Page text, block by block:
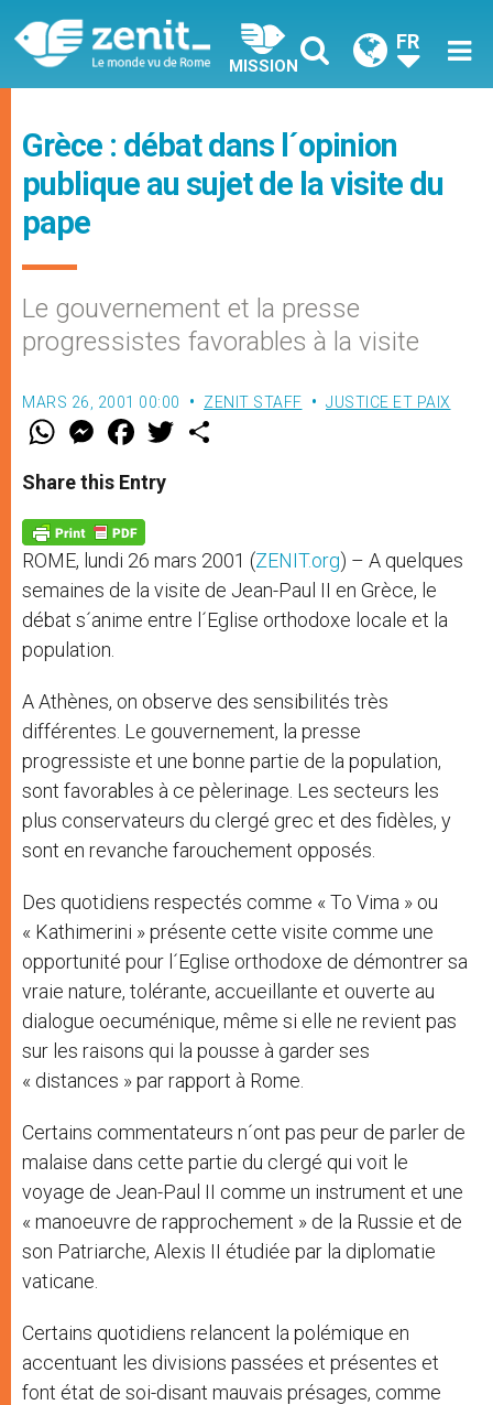
MISSION
FR
Grèce : débat dans l´opinion
publique au sujet de la visite du
pape
Le gouvernement et la presse
progressistes favorables à la visite
MARS 26, 2001 00:00 ZENIT STAFF JUSTICE ET PAIX
W
t
s
p
p
M
e
s
e
g
e
r
F
a
e
b
o
k
w
Share this Entry
ROME, lundi 26 mars 2001 (ZENIT.org) – A quelques
semaines de la visite de Jean-Paul II en Grèce, le
débat s´anime entre l´Eglise orthodoxe locale et la
population.
A Athènes, on observe des sensibilités très
différentes. Le gouvernement, la presse
progressiste et une bonne partie de la population,
sont favorables à ce pèlerinage. Les secteurs les
plus conservateurs du clergé grec et des fidèles, y
sont en revanche farouchement opposés.
Des quotidiens respectés comme « To Vima » ou
« Kathimerini » présente cette visite comme une
opportunité pour l´Eglise orthodoxe de démontrer sa
vraie nature, tolérante, accueillante et ouverte au
dialogue oecuménique, même si elle ne revient pas
sur les raisons qui la pousse à garder ses
« distances » par rapport à Rome.
Certains commentateurs n´ont pas peur de parler de
malaise dans cette partie du clergé qui voit le
voyage de Jean-Paul II comme un instrument et une
« manoeuvre de rapprochement » de la Russie et de
son Patriarche, Alexis II étudiée par la diplomatie
vaticane.
Certains quotidiens relancent la polémique en
accentuant les divisions passées et présentes et
font état de soi-disant mauvais présages, comme